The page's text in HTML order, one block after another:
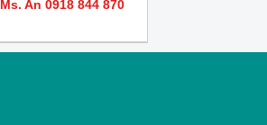
Ms. An 0918 844 870